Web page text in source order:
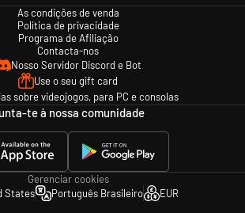
As condições de venda
Política de privacidade
Programa de Afiliação
Contacta-nos
Nosso Servidor Discord e Bot
Use o seu gift card
sobre videojogos, para PC e consolas
te à nossa comunidade
Gerenciar cookies
States
Português Brasileiro EUR